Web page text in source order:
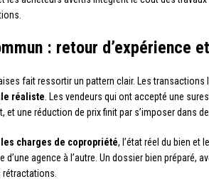
: retour d’expérience
fait ressortir un pattern clair. Les
réaliste . Les vendeurs qui ont accepté une
et une réduction de prix finit par s’imposer dans
charges de copropriété, l’état réel du bien et
agence à l’autre. Un dossier bien préparé,